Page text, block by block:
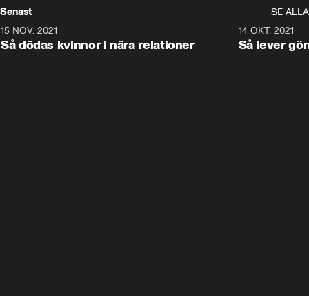
Senast
SE ALLA
15 NOV. 2021
Så dödas kvinnor i nära relationer
14 OKT. 2021
Så lever